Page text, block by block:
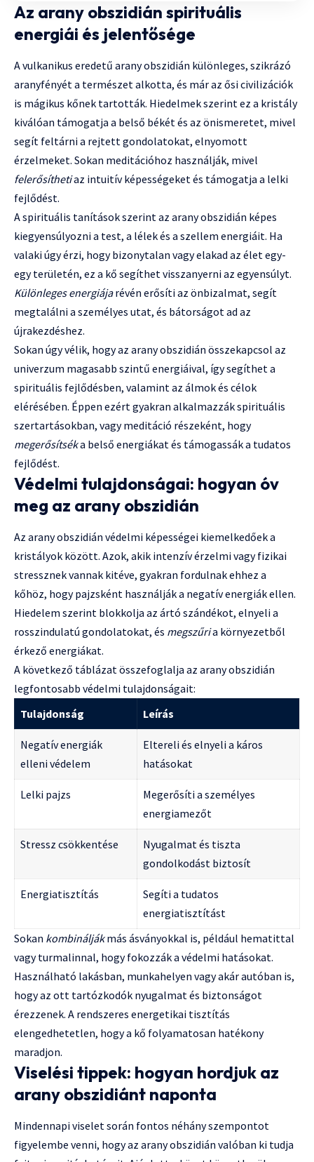
Az arany obszidián spirituális
energiái és jelentősége
A vulkanikus eredetű arany obszidián különleges, szikrázó
aranyfényét a természet alkotta, és már az ősi civilizációk
is mágikus kőnek tartották. Hiedelmek szerint ez a kristály
kiválóan támogatja a belső békét és az önismeretet, mivel
segít feltárni a rejtett gondolatokat, elnyomott
érzelmeket. Sokan meditációhoz használják, mivel
felerősíthetiaz intuitív képességeket és támogatja a lelki
fejlődést.
A spirituális tanítások szerint az arany obszidián képes
kiegyensúlyozni a test, a lélek és a szellem energiáit. Ha
valaki úgy érzi, hogy bizonytalan vagy elakad az élet egy-
egy területén, ez a kő segíthet visszanyerni az egyensúlyt.
Különleges energiájarévén erősíti az önbizalmat, segít
megtalálni a személyes utat, és bátorságot ad az
újrakezdéshez.
Sokan úgy vélik, hogy az arany obszidián összekapcsol az
univerzum magasabb szintű energiáival, így segíthet a
spirituális fejlődésben, valamint az álmok és célok
elérésében. Éppen ezért gyakran alkalmazzák spirituális
szertartásokban, vagy meditáció részeként, hogy
megerősítséka belső energiákat és támogassák a tudatos
fejlődést.
Védelmi tulajdonságai: hogyan óv
meg az arany obszidián
Az arany obszidián védelmi képességei kiemelkedőek a
kristályok között. Azok, akik intenzív érzelmi vagy fizikai
stressznek vannak kitéve, gyakran fordulnak ehhez a
kőhöz, hogy pajzsként használják a negatív energiák ellen.
Hiedelem szerint blokkolja az ártó szándékot, elnyeli a
rosszindulatú gondolatokat, és megszűria környezetből
érkező energiákat.
A következő táblázat összefoglalja az arany obszidián
legfontosabb védelmi tulajdonságait:
Tulajdonság
Leírás
Negatív energiák
elleni védelem
Eltereli és elnyeli a káros
hatásokat
Lelki pajzs
Megerősíti a személyes
energiamezőt
Stressz csökkentése
Nyugalmat és tiszta
gondolkodást biztosít
Energiatisztítás
Segíti a tudatos
energiatisztítást
Sokan kombináljákmás ásványokkal is, például hematittal
vagy turmalinnal, hogy fokozzák a védelmi hatásokat.
Használható lakásban, munkahelyen vagy akár autóban is,
hogy az ott tartózkodók nyugalmat és biztonságot
érezzenek. A rendszeres energetikai tisztítás
elengedhetetlen, hogy a kő folyamatosan hatékony
maradjon.
Viselési tippek: hogyan hordjuk az
arany obszidiánt naponta
Mindennapi viselet során fontos néhány szempontot
figyelembe venni, hogy az arany obszidián valóban ki tudja